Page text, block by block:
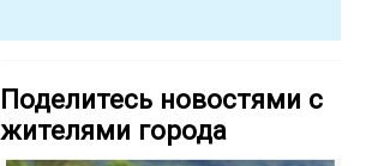
Поделитесь новостями с
жителями города